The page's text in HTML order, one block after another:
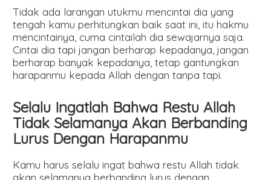
Tidak ada larangan utukmu mencintai dia yang
tengah kamu perhitungkan baik saat ini, itu hakmu
mencintainya, cuma cintailah dia sewajarnya saja.
Cintai dia tapi jangan berharap kepadanya, jangan
berharap banyak kepadanya, tetap gantungkan
harapanmu kepada Allah dengan tanpa tapi.
Selalu Ingatlah Bahwa Restu Allah
Tidak Selamanya Akan Berbanding
Lurus Dengan Harapanmu
Kamu harus selalu ingat bahwa restu Allah tidak
akan selamanya berbanding lurus dengan